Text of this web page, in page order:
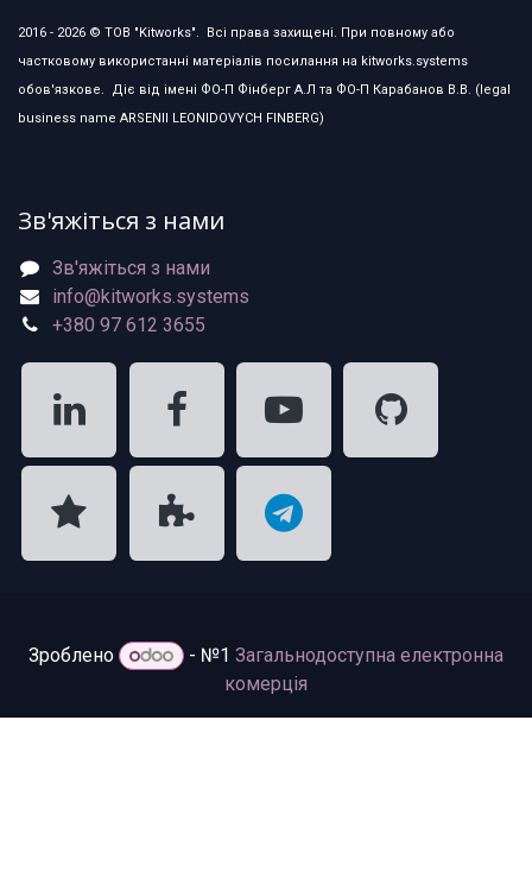
2016 - 2026 © ТОВ "Kitworks". Всі права захищені. При повному або
частковому використанні матеріалів посилання на kitworks.systems
обов'язкове. Діє від імені ФО-П Фінберг А.Л та ФО-П Карабанов В.В. (legal
business name ARSENII LEONIDOVYCH FINBERG)
Зв'яжіться з нами
Зв'яжіться з нами
info@kitworks.systems
+380 97 612 3655
Зроблено - №1 Загальнодоступна електронна
комерція